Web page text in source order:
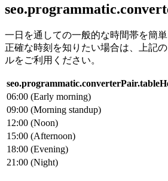
一日を通しての一般的な時間帯を簡
正確な時刻を知りたい場合は、上記
ルをご利用ください。
06:00 (Early morning)
09:00 (Morning standup)
12:00 (Noon)
15:00 (Afternoon)
18:00 (Evening)
21:00 (Night)